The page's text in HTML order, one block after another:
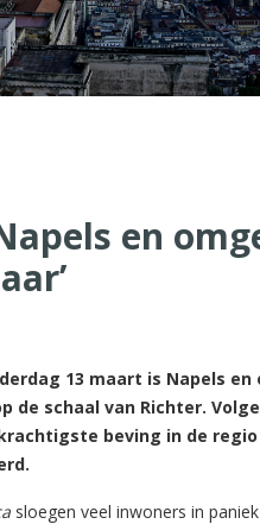
en
13 maart is Napels
de schaal van Richter.
beving in de
sloegen veel inwoners in